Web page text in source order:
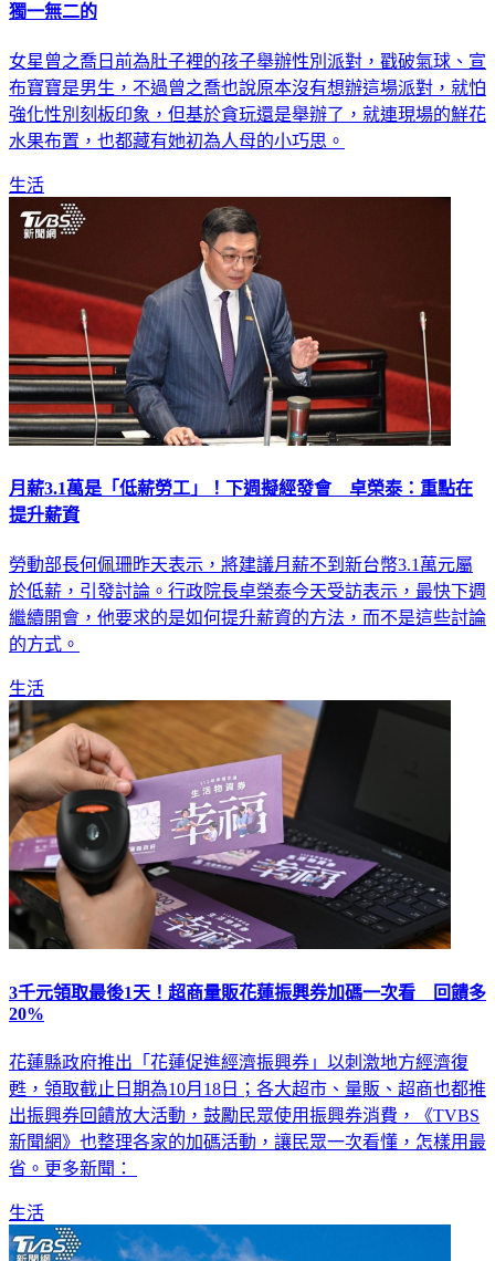
曾之喬辦寶寶性別趴！ 戳破氣球「是男生」溫馨喊話：你是
女星曾之喬日前為肚子裡的孩子舉辦性別派對，戳破氣球、宣
布寶寶是男生，不過曾之喬也說原本沒有想辦這場派對，就怕
強化性別刻板印象，但基於貪玩還是舉辦了，就連現場的鮮花
生活
月薪3.1萬是「低薪勞工」！下週擬經發會 卓榮泰：重點在
勞動部長何佩珊昨天表示，將建議月薪不到新台幣3.1萬元屬
於低薪，引發討論。行政院長卓榮泰今天受訪表示，最快下週
繼續開會，他要求的是如何提升薪資的方法，而不是這些討論
生活
3千元領取最後1天！超商量販花蓮振興券加碼一次看 回饋多
花蓮縣政府推出「花蓮促進經濟振興券」以刺激地方經濟復
甦，領取截止日期為10月18日；各大超市、量販、超商也都推
出振興券回饋放大活動，鼓勵民眾使用振興券消費，《TVBS
新聞網》也整理各家的加碼活動，讓民眾一次看懂，怎樣用最
生活